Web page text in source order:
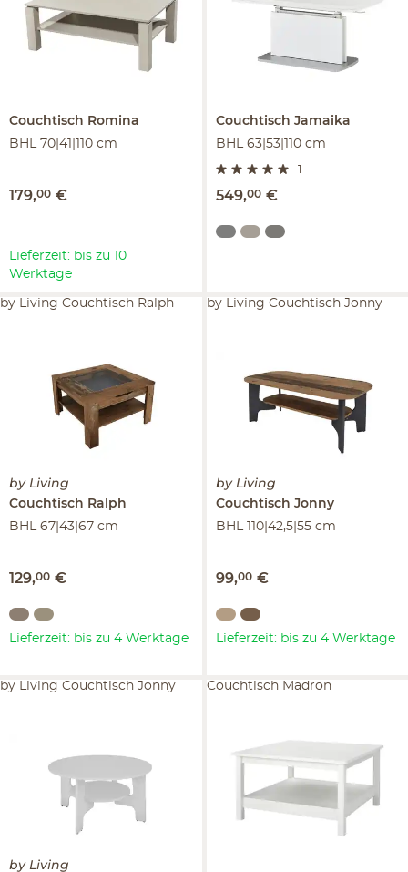
Couchtisch Romina
BHL 70|41|110 cm
179,00 €
Lieferzeit: bis zu 10
Werktage
Couchtisch Jamaika
BHL 63|53|110 cm
1
549,00 €
by Living
Couchtisch Ralph
BHL 67|43|67 cm
129,00 €
by Living Couchtisch Ralph
Lieferzeit: bis zu 4 Werktage
by Living
Couchtisch Jonny
BHL 110|42,5|55 cm
99,00 €
by Living Couchtisch Jonny
Lieferzeit: bis zu 4 Werktage
by Living
by Living Couchtisch Jonny Couchtisch Madron